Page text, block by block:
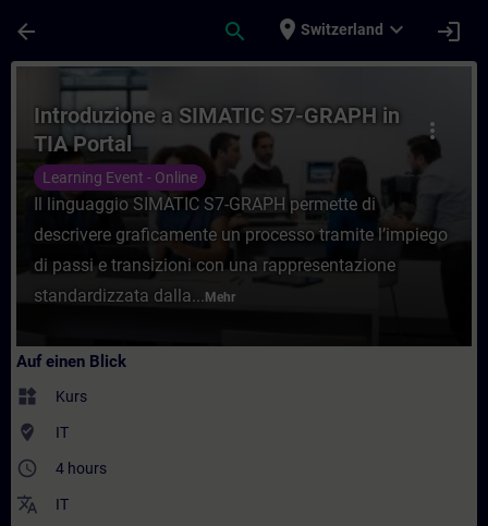
arrow_back search place Switzerland expand_more login
Kurs - Introduzione a SIMATIC S7-
more_vert
Introduzione a SIMATIC S7-GRAPH in
TIA Portal
Learning Event - Online
Il linguaggio SIMATIC S7-GRAPH permette di
descrivere graficamente un processo tramite l’impiego
di passi e transizioni con una rappresentazione
standardizzata dalla... Mehr
Auf einen Blick
widgets Kurs
where_to_vote IT
access_time 4 hours
translate IT